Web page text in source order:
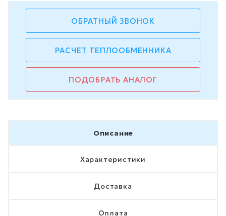
ОБРАТНЫЙ ЗВОНОК
РАСЧЕТ ТЕПЛООБМЕННИКА
ПОДОБРАТЬ АНАЛОГ
Описание
Характеристики
Доставка
Оплата